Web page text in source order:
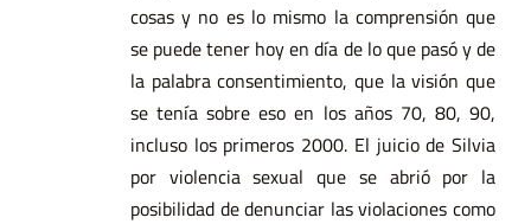
cosas y no es lo mismo la comprensión que
se puede tener hoy en día de lo que pasó y de
la palabra consentimiento, que la visión que
se tenía sobre eso en los años 70, 80, 90,
incluso los primeros 2000. El juicio de Silvia
por violencia sexual que se abrió por la
posibilidad de denunciar las violaciones como